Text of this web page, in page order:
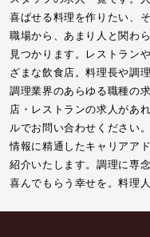
喜ばせる料理を作りたい、
職場から、あまり人と関わ
見つかります。レストラン
ざまな飲食店。料理長や調
調理業界のあらゆる職種の
店・レストランの求人があ
ルでお問い合わせください
情報に精通したキャリアア
紹介いたします。調理に専
喜んでもらう幸せを。料理